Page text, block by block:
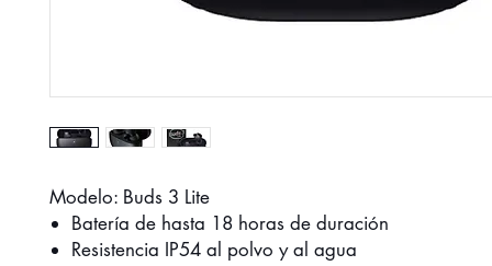
Modelo: Buds 3 Lite
Batería de hasta 18 horas de duración
Resistencia IP54 al polvo y al agua